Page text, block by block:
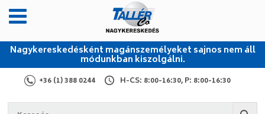
Nagykereskedésként magánszemélyeket sajnos nem áll
módunkban kiszolgálni.
+36 (1) 388 0244 H-CS: 8:00-16:30, P: 8:00-16:30